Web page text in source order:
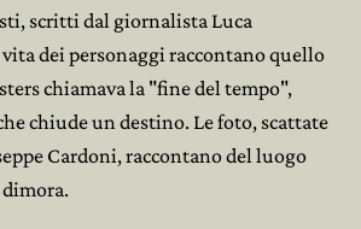
scritti dal giornalista Luca
dei personaggi raccontano quello
chiamava la "fine del tempo",
chiude un destino. Le foto, scattate
Cardoni, raccontano del luogo